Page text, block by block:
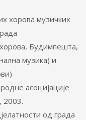
хорова музичких
Будимпешта,
музика) и
асоцијације
2003.
од града